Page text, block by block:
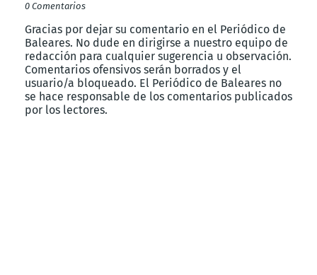
0 Comentarios
Gracias por dejar su comentario en el Periódico de
Baleares. No dude en dirigirse a nuestro equipo de
redacción para cualquier sugerencia u observación.
Comentarios ofensivos serán borrados y el
usuario/a bloqueado. El Periódico de Baleares no
se hace responsable de los comentarios publicados
por los lectores.